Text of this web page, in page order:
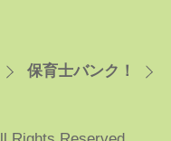
保育士バンク！